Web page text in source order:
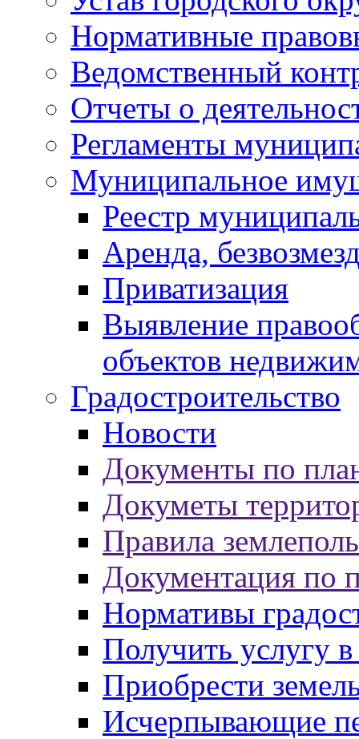
Нормативные
Ведомственный
Отчеты о
Регламенты
Муниципальное
Реестр
Аренда,
Приватизация
Выявление
объектов
Градостроительство
Новости
Документы по
Докуметы
Правила
Документация по
Нормативы
Получить услугу в
Приобрести
Исчерпывающие